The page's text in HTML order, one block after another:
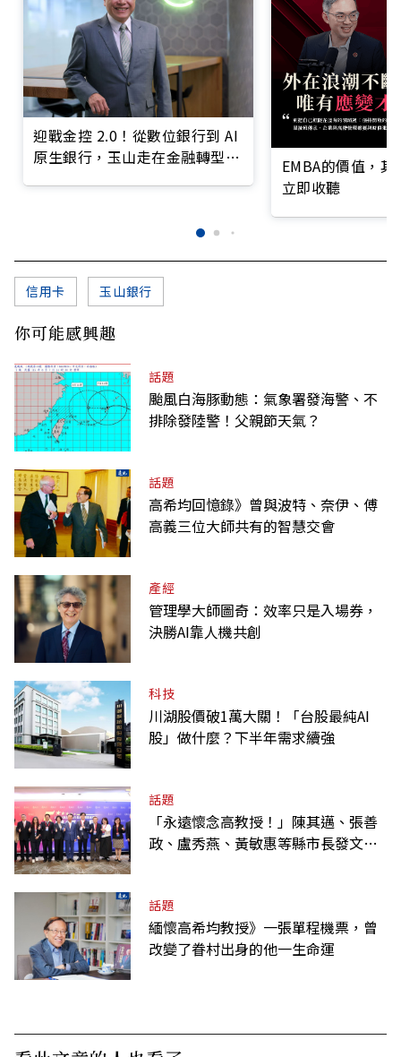
迎戰金控 2.0！從數位銀行到 AI
原生銀行，玉山走在金融轉型最
EMBA的價值，
立即收聽
信用卡 玉山銀行
你可能感興趣
話題
颱風白海豚動態：氣象署發海警、不
排除發陸警！父親節天氣？
話題
高希均回憶錄》曾與波特、奈伊、傅
高義三位大師共有的智慧交會
產經
管理學大師圖奇：效率只是入場券，
決勝AI靠人機共創
科技
川湖股價破1萬大關！「台股最純AI
股」做什麼？下半年需求續強
話題
「永遠懷念高教授！」陳其邁、張善
政、盧秀燕、黃敏惠等縣市長發文弔
話題
緬懷高希均教授》一張單程機票，曾
改變了眷村出身的他一生命運